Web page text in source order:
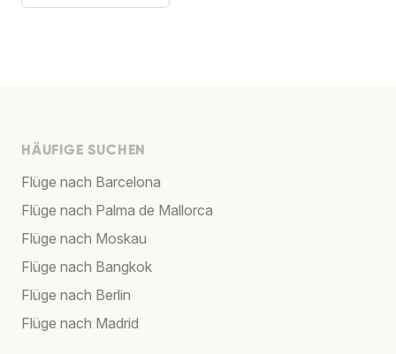
HÄUFIGE SUCHEN
Flüge nach Barcelona
Flüge nach Palma de Mallorca
Flüge nach Moskau
Flüge nach Bangkok
Flüge nach Berlin
Flüge nach Madrid